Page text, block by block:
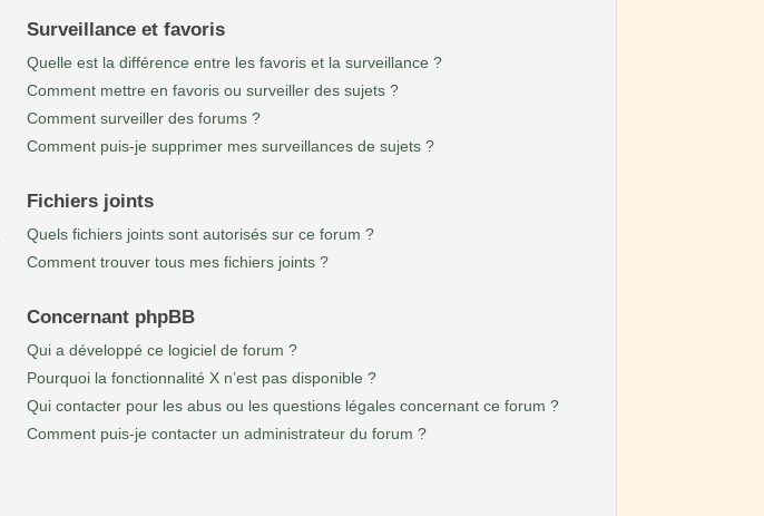
Surveillance et favoris
Quelle est la différence entre les favoris et la surveillance ?
Comment mettre en favoris ou surveiller des sujets ?
Comment surveiller des forums ?
Comment puis-je supprimer mes surveillances de sujets ?
Fichiers joints
Quels fichiers joints sont autorisés sur ce forum ?
Comment trouver tous mes fichiers joints ?
Concernant phpBB
Qui a développé ce logiciel de forum ?
Pourquoi la fonctionnalité X n’est pas disponible ?
Qui contacter pour les abus ou les questions légales concernant ce forum ?
Comment puis-je contacter un administrateur du forum ?